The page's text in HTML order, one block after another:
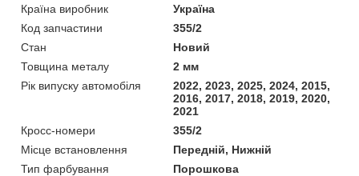
Країна виробник
Україна
Код запчастини
355/2
Стан
Новий
Товщина металу
2 мм
Рік випуску автомобіля
2022, 2023, 2025, 2024, 2015,
2016, 2017, 2018, 2019, 2020,
2021
Кросс-номери
355/2
Місце встановлення
Передній, Нижній
Тип фарбування
Порошкова